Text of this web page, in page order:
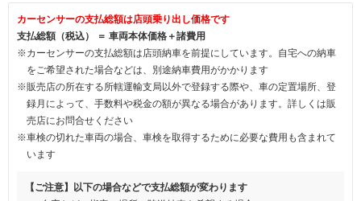
カーセンサーの支払総額は店頭乗り出し価格です
支払総額（税込） ＝ 車両本体価格＋諸費用
※カーセンサーの支払総額は店頭納車を前提にしています。自宅への納車
をご希望された場合などは、別途納車費用がかかります
※販売店の所在する所轄運輸支局以外で登録する際や、車の定置場所、登
録月によって、手数料や税金の額が異なる場合があります。詳しくは販
売店にお問合せください
※車検の切れた車両の場合、車検を取得するために必要な費用も含まれて
います
【ご注意】以下の場合などで支払総額が変わります